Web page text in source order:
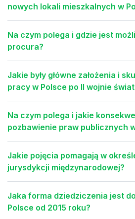
nowych lokali mieszkalnych w
Na czym polega i gdzie jest
procura?
Jakie były główne założenia i
pracy w Polsce po II wojnie
Na czym polega i jakie
pozbawienie praw publicznych
Jakie pojęcia pomagają w
jurysdykcji międzynarodowej?
Jaka forma dziedziczenia jest
Polsce od 2015 roku?